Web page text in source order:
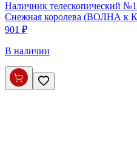
Наличник телескопический
Снежная королева (ВОЛНА к
901 ₽
В наличии